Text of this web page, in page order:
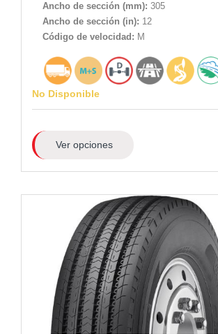
Ancho de sección (mm): 305
Ancho de sección (in): 12
Código de velocidad: M
No Disponible
Ver opciones